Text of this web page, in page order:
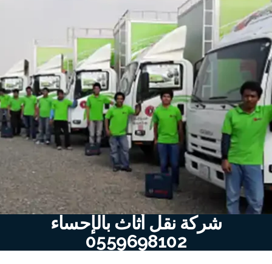
شركة نقل أثاث بالإحساء
0559698102